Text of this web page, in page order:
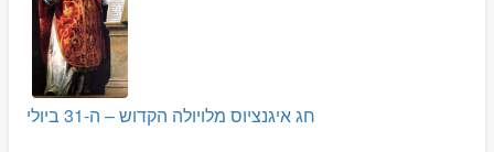
חג איגנציוס מלויולה הקדוש – ה-31 ביולי